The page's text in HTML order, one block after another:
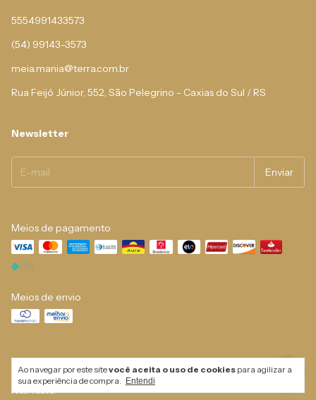
Ao navegar por este sitevocê aceita o uso de cookies para agilizar a
sua experiência de compra.
Entendi
5554991433573
(54) 99143-3573
meia.mania@terra.com.br
Rua Feijó Júnior, 552, São Pelegrino - Caxias do Sul / RS
Newsletter
Meios de pagamento
Meios de envio
Copyright Meia Mania - 02755694000100 - 2026. Todos os direitos
reservados.